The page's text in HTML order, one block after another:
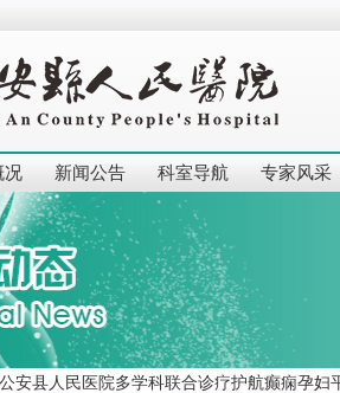
况 新闻公告 科室导航 专家风采
公安县人民医院多学科联合诊疗护航癫痫孕妇